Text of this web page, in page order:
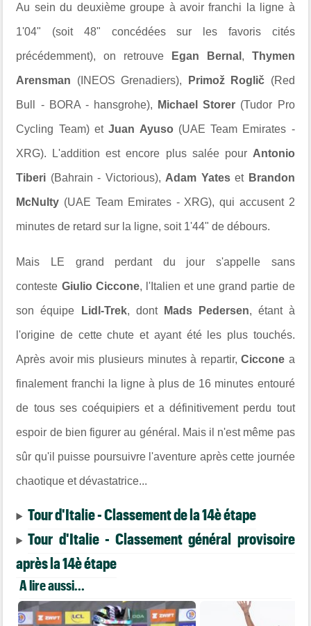
Au sein du deuxième groupe à avoir franchi la ligne à
1'04" (soit 48" concédées sur les favoris cités
précédemment), on retrouve Egan Bernal , Thymen
Arensman (INEOS Grenadiers), Primož Roglič (Red
Bull - BORA - hansgrohe), Michael Storer (Tudor Pro
Cycling Team) etJuan Ayuso (UAE Team Emirates -
XRG). L'addition est encore plus salée pour Antonio
Tiberi (Bahrain - Victorious), Adam Yateset Brandon
McNulty (UAE Team Emirates - XRG), qui accusent 2
minutes de retard sur la ligne, soit 1'44" de débours.
Mais LE grand perdant du jour s'appelle sans
conteste Giulio Ciccone, l'Italien et une grand partie de
son équipe Lidl-Trek, dont Mads Pedersen, étant à
l'origine de cette chute et ayant été les plus touchés.
Après avoir mis plusieurs minutes à repartir,Ciccone a
finalement franchi la ligne à plus de 16 minutes entouré
de tous ses coéquipiers et a définitivement perdu tout
espoir de bien figurer au général. Mais il n'est même pas
sûr qu'il puisse poursuivre l'aventure après cette journée
chaotique et dévastatrice...
Tour d'Italie - Classement de la 14è étape
Tour d'Italie - Classement général provisoire
après la 14è étape
A lire aussi...